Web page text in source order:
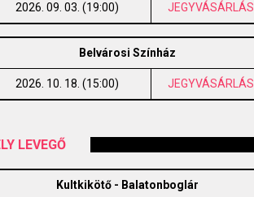
2026. 09. 03. (19:00) JEGYVÁSÁRLÁS
Belvárosi Színház
2026. 10. 18. (15:00) JEGYVÁSÁRLÁS
LEVEGŐ
Kultkikötő - Balatonboglár